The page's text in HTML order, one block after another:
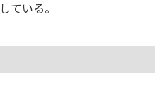
ている。